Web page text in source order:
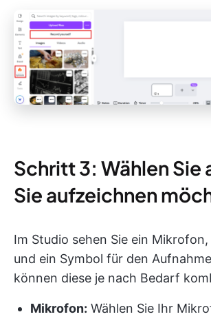
Schritt 3: Wählen Sie
Sie aufzeichnen
Im Studio sehen Sie ein Mikrofon,
und ein Symbol für den
können diese je nach Bedarf
Mikrofon: Wählen Sie Ihr